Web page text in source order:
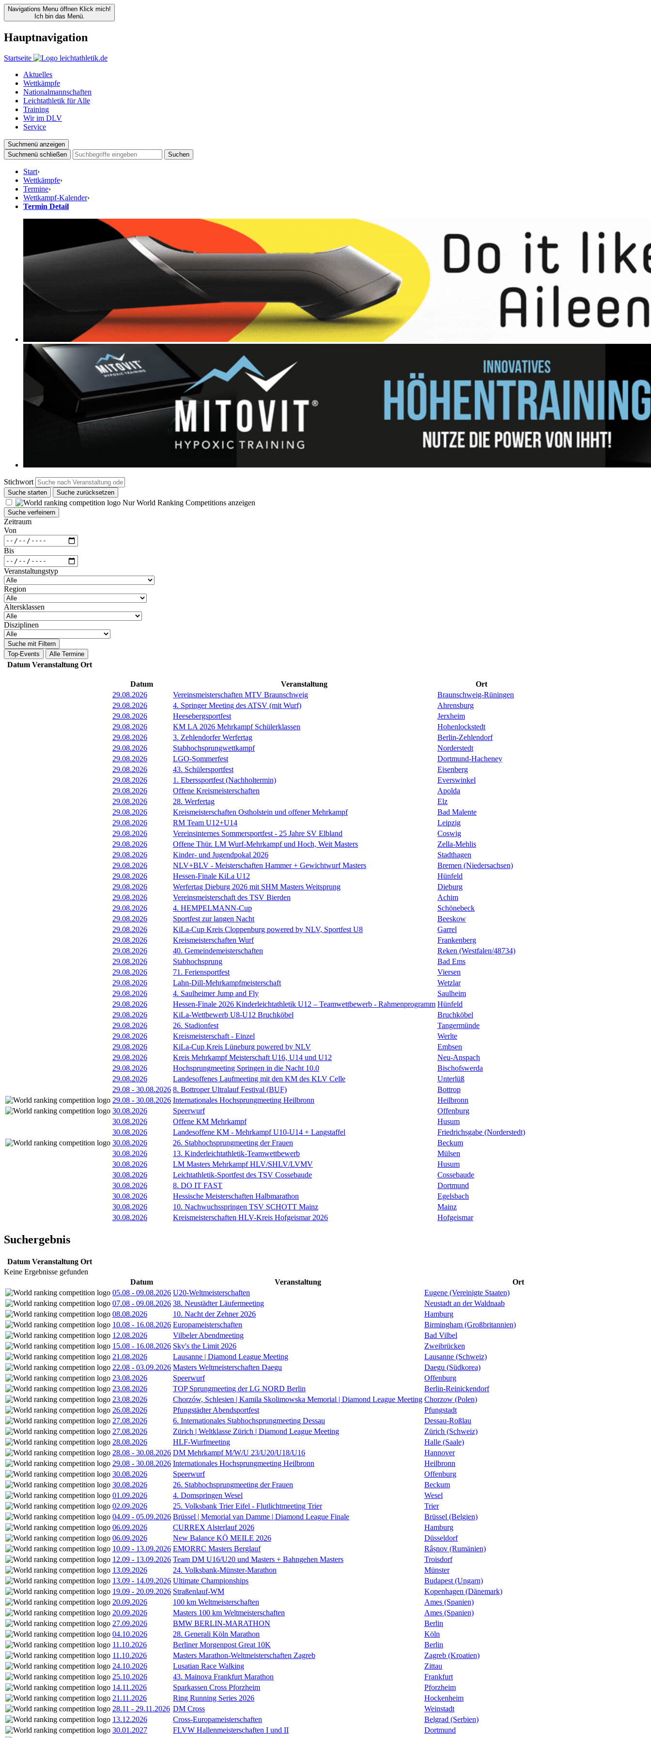
Navigations Menu öffnen Klick mich!
Ich bin das Menü.
Hauptnavigation
Startseite
Aktuelles
Wettkämpfe
Nationalmannschaften
Leichtathletik für Alle
Training
Wir im DLV
Service
Suchmenü anzeigen
Suchmenü schließen
Suchen
Start›
Wettkämpfe›
Termine›
Wettkampf-Kalender›
Termin Detail
Stichwort
Suche starten Suche zurücksetzen
Nur World Ranking Competitions anzeigen
Suche verfeinern
Zeitraum
Von
Bis
Veranstaltungstyp
Region
Altersklassen
Disziplinen
Suche mit Filtern
Top-Events
Alle Termine
Datum Veranstaltung Ort
Datum Veranstaltung
Ort
29.08.2026
Vereinsmeisterschaften MTV Braunschweig
Braunschweig-Rüningen
29.08.2026
4. Springer Meeting des ATSV (mit Wurf)
Ahrensburg
29.08.2026
Heesebergsportfest
Jerxheim
29.08.2026
KM LA 2026 Mehrkampf Schülerklassen
Hohenlockstedt
29.08.2026
3. Zehlendorfer Werfertag
Berlin-Zehlendorf
29.08.2026
Stabhochsprungwettkampf
Norderstedt
29.08.2026
LGO-Sommerfest
Dortmund-Hacheney
29.08.2026
43. Schülersportfest
Eisenberg
29.08.2026
1. Eberssportfest (Nachholtermin)
Everswinkel
29.08.2026
Offene Kreismeisterschaften
Apolda
29.08.2026
28. Werfertag
Elz
29.08.2026
Kreismeisterschaften Ostholstein und offener Mehrkampf
Bad Malente
29.08.2026
RM Team U12+U14
Leipzig
29.08.2026
Vereinsinternes Sommersportfest - 25 Jahre SV Elbland
Coswig
29.08.2026
Offene Thür. LM Wurf-Mehrkampf und Hoch, Weit Masters
Zella-Mehlis
29.08.2026
Kinder- und Jugendpokal 2026
Stadthagen
29.08.2026
NLV+BLV - Meisterschaften Hammer + Gewichtwurf Masters
Bremen (Niedersachsen)
29.08.2026
Hessen-Finale KiLa U12
Hünfeld
29.08.2026
Werfertag Dieburg 2026 mit SHM Masters Weitsprung
Dieburg
29.08.2026
Vereinsmeisterschaft des TSV Bierden
Achim
29.08.2026
4. HEMPELMANN-Cup
Schönebeck
29.08.2026
Sportfest zur langen Nacht
Beeskow
29.08.2026
KiLa-Cup Kreis Cloppenburg powered by NLV, Sportfest U8
Garrel
29.08.2026
Kreismeisterschaften Wurf
Frankenberg
29.08.2026
40. Gemeindemeisterschaften
Reken (Westfalen/48734)
29.08.2026
Stabhochsprung
Bad Ems
29.08.2026
71. Feriensportfest
Viersen
29.08.2026
Lahn-Dill-Mehrkampfmeisterschaft
Wetzlar
29.08.2026
4. Saulheimer Jump and Fly
Saulheim
29.08.2026
Hessen-Finale 2026 Kinderleichtathletik U12 – Teamwettbewerb - Rahmenprogramm Hünfeld
29.08.2026
KiLa-Wettbewerb U8-U12 Bruchköbel
Bruchköbel
29.08.2026
26. Stadionfest
Tangermünde
29.08.2026
Kreismeisterschaft - Einzel
Werlte
29.08.2026
KiLa-Cup Kreis Lüneburg powered by NLV
Embsen
29.08.2026
Kreis Mehrkampf Meisterschaft U16, U14 und U12
Neu-Anspach
29.08.2026
Hochsprungmeeting Springen in die Nacht 10.0
Bischofswerda
29.08.2026
Landesoffenes Laufmeeting mit den KM des KLV Celle
Unterlüß
29.08 - 30.08.2026 8. Bottroper Ultralauf Festival (BUF)
Bottrop
29.08 - 30.08.2026 Internationales Hochsprungmeeting Heilbronn
Heilbronn
30.08.2026
Speerwurf
Offenburg
30.08.2026
Offene KM Mehrkampf
Husum
30.08.2026
Landesoffene KM - Mehrkampf U10-U14 + Langstaffel
Friedrichsgabe (Norderstedt)
30.08.2026
26. Stabhochsprungmeeting der Frauen
Beckum
30.08.2026
13. Kinderleichtathletik-Teamwettbewerb
Mülsen
30.08.2026
LM Masters Mehrkampf HLV/SHLV/LVMV
Husum
30.08.2026
Leichtathletik-Sportfest des TSV Cossebaude
Cossebaude
30.08.2026
8. DO IT FAST
Dortmund
30.08.2026
Hessische Meisterschaften Halbmarathon
Egelsbach
30.08.2026
10. Nachwuchsspringen TSV SCHOTT Mainz
Mainz
30.08.2026
Kreismeisterschaften HLV-Kreis Hofgeismar 2026 Hofgeismar
Suchergebnis
Datum Veranstaltung Ort
Keine Ergebnisse gefunden
Datum
Veranstaltung
Ort
05.08 - 09.08.2026 U20-Weltmeisterschaften
Eugene (Vereinigte Staaten)
07.08 - 09.08.2026 38. Neustädter Läufermeeting
Neustadt an der Waldnaab
08.08.2026
10. Nacht der Zehner 2026
Hamburg
10.08 - 16.08.2026 Europameisterschaften
Birmingham (Großbritannien)
12.08.2026
Vilbeler Abendmeeting
Bad Vilbel
15.08 - 16.08.2026 Sky's the Limit 2026
Zweibrücken
21.08.2026
Lausanne | Diamond League Meeting
Lausanne (Schweiz)
22.08 - 03.09.2026 Masters Weltmeisterschaften Daegu
Daegu (Südkorea)
23.08.2026
Speerwurf
Offenburg
23.08.2026
TOP Sprungmeeting der LG NORD Berlin
Berlin-Reinickendorf
23.08.2026
Chorzów, Schlesien | Kamila Skolimowska Memorial | Diamond League Meeting Chorzow (Polen)
26.08.2026
Pfungstädter Abendsportfest
Pfungstadt
27.08.2026
6. Internationales Stabhochsprungmeeting Dessau
Dessau-Roßlau
27.08.2026
Zürich | Weltklasse Zürich | Diamond League Meeting
Zürich (Schweiz)
28.08.2026
HLF-Wurfmeeting
Halle (Saale)
28.08 - 30.08.2026 DM Mehrkampf M/W/U 23/U20/U18/U16
Hannover
29.08 - 30.08.2026 Internationales Hochsprungmeeting Heilbronn
Heilbronn
30.08.2026
Speerwurf
Offenburg
30.08.2026
26. Stabhochsprungmeeting der Frauen
Beckum
01.09.2026
4. Domspringen Wesel
Wesel
02.09.2026
25. Volksbank Trier Eifel - Flutlichtmeeting Trier
Trier
04.09 - 05.09.2026 Brüssel | Memorial van Damme | Diamond League Finale
Brüssel (Belgien)
06.09.2026
CURREX Alsterlauf 2026
Hamburg
06.09.2026
New Balance KÖ MEILE 2026
Düsseldorf
10.09 - 13.09.2026 EMORRC Masters Berglauf
Râșnov (Rumänien)
12.09 - 13.09.2026 Team DM U16/U20 und Masters + Bahngehen Masters
Troisdorf
13.09.2026
24. Volksbank-Münster-Marathon
Münster
13.09 - 14.09.2026 Ultimate Championships
Budapest (Ungarn)
19.09 - 20.09.2026 Straßenlauf-WM
Kopenhagen (Dänemark)
20.09.2026
100 km Weltmeisterschaften
Ames (Spanien)
20.09.2026
Masters 100 km Weltmeisterschaften
Ames (Spanien)
27.09.2026
BMW BERLIN-MARATHON
Berlin
04.10.2026
28. Generali Köln Marathon
Köln
11.10.2026
Berliner Morgenpost Great 10K
Berlin
11.10.2026
Masters Marathon-Weltmeisterschaften Zagreb
Zagreb (Kroatien)
24.10.2026
Lusatian Race Walking
Zittau
25.10.2026
43. Mainova Frankfurt Marathon
Frankfurt
14.11.2026
Sparkassen Cross Pforzheim
Pforzheim
21.11.2026
Ring Running Series 2026
Hockenheim
28.11 - 29.11.2026 DM Cross
Weinstadt
13.12.2026
Cross-Europameisterschaften
Belgrad (Serbien)
30.01.2027
FLVW Hallenmeisterschaften I und II
Dortmund